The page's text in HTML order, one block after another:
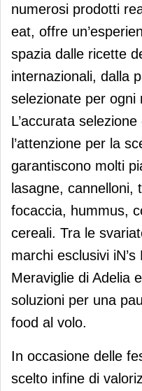
numerosi prodotti
eat, offre
spazia dalle ricette
internazionali, dalla
selezionate per ogni
L’accurata
l’attenzione per la
garantiscono molti
lasagne, cannelloni,
focaccia, hummus,
cereali. Tra le
marchi esclusivi
Meraviglie di Adelia
soluzioni per una
food al volo.
In occasione delle
scelto infine di